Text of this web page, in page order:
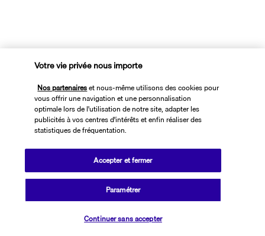
Catalogne, Barcelone
B-Hotel3*
3 095avis
Dès 189 € /pers
Votre vie privée nous importe
Nos partenaireset nous-même utilisons des cookies pour
vous offrir une navigation et une personnalisation
optimale lors de l'utilisation de notre site, adapter les
publicités à vos centres d'intérêts et enfin réaliser des
statistiques de fréquentation.
Paramétrer
Continuer sans accepter
Accepter et fermer